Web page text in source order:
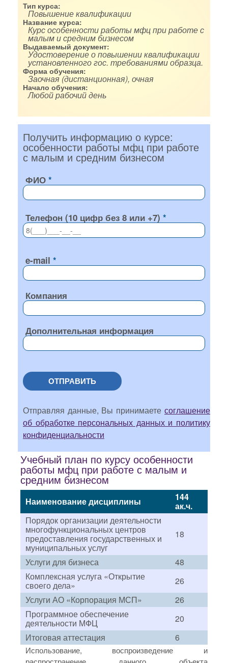
Тип курса:
Повышение квалификации
Название курса:
Курс особенности работы мфц при работе с
малым и средним бизнесом
Выдаваемый документ:
Удостоверение о повышении квалификации
установленного гос. требованиями образца.
Форма обучения:
Заочная (дистанционная), очная
Начало обучения:
Любой рабочий день
Получить информацию о курсе:
особенности работы мфц при работе
с малым и средним бизнесом
ФИО
Телефон (10 цифр без 8 или +7)
e-mail
Компания
Дополнительная информация
ОТПРАВИТЬ
Отправляя данные, Вы принимаете соглашение
об обработке персональных данных и политику
конфиденциальности
Учебный план по курсу особенности
работы мфц при работе с малым и
средним бизнесом
Наименование дисциплины 144
ак.ч.
Порядок организации деятельности
многофункциональных центров
предоставления государственных и
муниципальных услуг
18
Услуги для бизнеса
48
Комплексная услуга «Открытие
своего дела»
26
Услуги АО «Корпорация МСП»
26
Программное обеспечение
деятельности МФЦ
20
Итоговая аттестация
6
Использование, воспроизведение и